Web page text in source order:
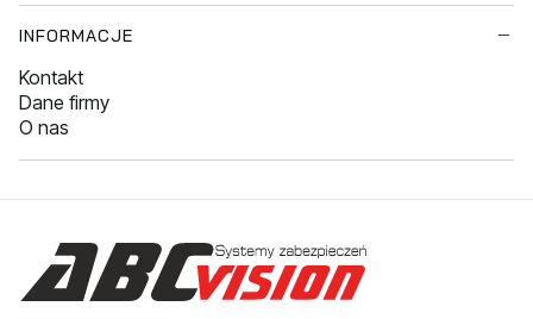
INFORMACJE
Kontakt
Dane firmy
O nas